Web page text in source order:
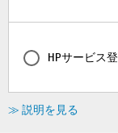
HPサービス
≫ 説明を見る